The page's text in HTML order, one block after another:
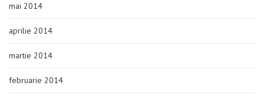
mai 2014
aprilie 2014
martie 2014
februarie 2014